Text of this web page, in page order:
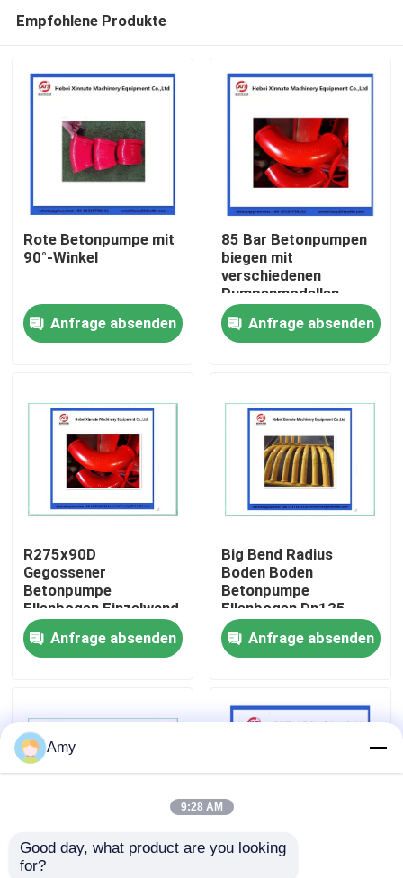
Produkte
Videos
Fabrik Tour
Qualitätskontrolle
Referenzen
Betonpumpe-Teile Putzmeister
Betonpumpe-Teile Schwing
Empfohlene Produkte
Rote Betonpumpe mit
90°-Winkel
Anfrage absenden
85 Bar Betonpumpen
biegen mit
verschiedenen
Pumpenmodellen
kompatibel
Anfrage absenden
R275x90D
Gegossener
Betonpumpe
Ellenbogen Einzelwand
Zwillingswand 20#
Betonpumpe Rohr
Biegung
Anfrage absenden
Big Bend Radius
Boden Boden
Betonpumpe
Ellenbogen Dn125
Dn15
Anfrage absenden
65mn und Legierstahl
Amy
9:28 AM
Good day, what product are you looking
for?